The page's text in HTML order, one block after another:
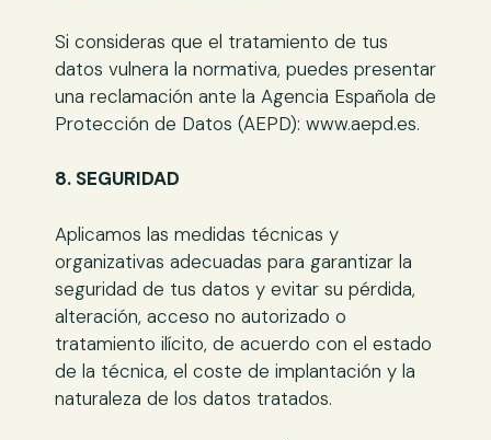
Si consideras que el tratamiento de tus
datos vulnera la normativa, puedes presentar
una reclamación ante la Agencia Española de
Protección de Datos (AEPD): www.aepd.es.
8. SEGURIDAD
Aplicamos las medidas técnicas y
organizativas adecuadas para garantizar la
seguridad de tus datos y evitar su pérdida,
alteración, acceso no autorizado o
tratamiento ilícito, de acuerdo con el estado
de la técnica, el coste de implantación y la
naturaleza de los datos tratados.